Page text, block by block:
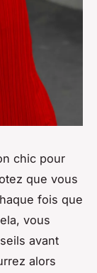
chic pour
que vous
fois que
vous
avant
alors